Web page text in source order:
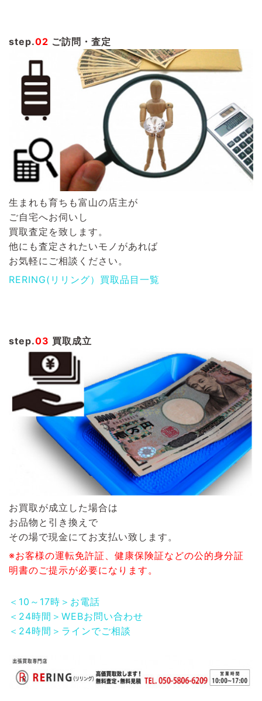
step.02 ご訪問・査定
生まれも育ちも富山の店主が
ご自宅へお伺いし
買取査定を致します。
他にも査定されたいモノがあれば
お気軽にご相談ください。
RERING(リリング）買取品目一覧
step.03 買取成立
お買取が成立した場合は
お品物と引き換えで
その場で現金にてお支払い致します。
※お客様の運転免許証、健康保険証などの公的身分証
明書のご提示が必要になります。
＜10～17時＞お電話
＜24時間＞WEBお問い合わせ
＜24時間＞ラインでご相談